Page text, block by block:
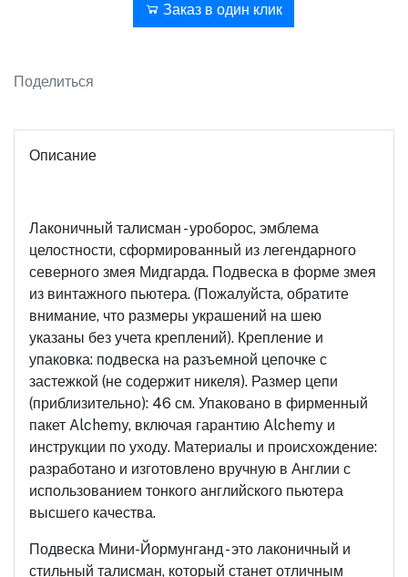
Заказ в один клик
Поделиться
Описание
Лаконичный талисман - уроборос, эмблема
целостности, сформированный из легендарного
северного змея Мидгарда. Подвеска в форме змея
из винтажного пьютера. (Пожалуйста, обратите
внимание, что размеры украшений на шею
указаны без учета креплений). Крепление и
упаковка: подвеска на разъемной цепочке с
застежкой (не содержит никеля). Размер цепи
(приблизительно): 46 см. Упаковано в фирменный
пакет Alchemy, включая гарантию Alchemy и
инструкции по уходу. Материалы и происхождение:
разработано и изготовлено вручную в Англии с
использованием тонкого английского пьютера
высшего качества.
Подвеска Мини-Йормунганд - это лаконичный и
стильный талисман, который станет отличным